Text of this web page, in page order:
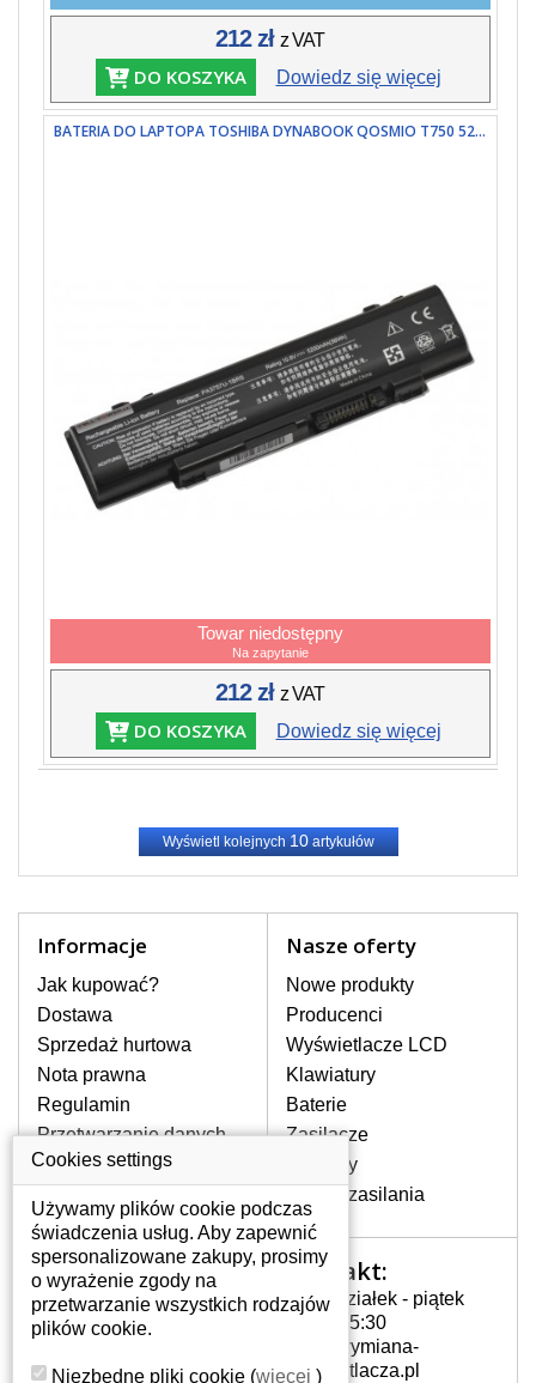
212 złz VAT
DO KOSZYKA Dowiedz się więcej
BATERIA DO LAPTOPA TOSHIBA DYNABOOK QOSMIO T750 52...
Towar niedostępny
Na zapytanie
212 złz VAT
DO KOSZYKA Dowiedz się więcej
Wyświetl kolejnych10artykułów
Informacje
Jak kupować?
Dostawa
Sprzedaż hurtowa
Nota prawna
Regulamin
Przetwarzanie danych
osobowych
Gdzie nas znajdziesz
Nasze oferty
Nowe produkty
Producenci
Wyświetlacze LCD
Klawiatury
Baterie
Zasilacze
Zawiasy
Złącza zasilania
Twoje konto
Twoje konto
Dane osobowe
Adresy
Kontakt:
Poniedziałek - piątek
7:00 - 15:30
info@wymiana-
wyswietlacza.pl
Cookies settings
Używamy plików cookie podczas
świadczenia usług. Aby zapewnić
spersonalizowane zakupy, prosimy
o wyrażenie zgody na
przetwarzanie wszystkich rodzajów
plików cookie.
Niezbędne pliki cookie (więcej )